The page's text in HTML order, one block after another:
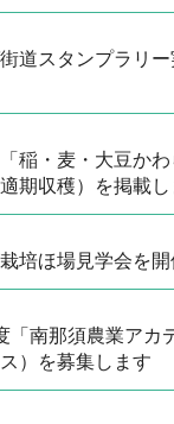
道スタンプラリ
稲・麦・大豆か
期収穫）を掲載し
培ほ場見学会を
「南那須農業アカ
）を募集します